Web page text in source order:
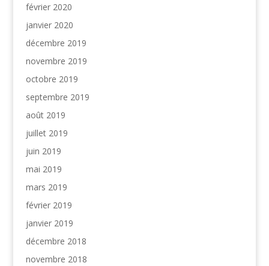
février 2020
janvier 2020
décembre 2019
novembre 2019
octobre 2019
septembre 2019
août 2019
juillet 2019
juin 2019
mai 2019
mars 2019
février 2019
janvier 2019
décembre 2018
novembre 2018